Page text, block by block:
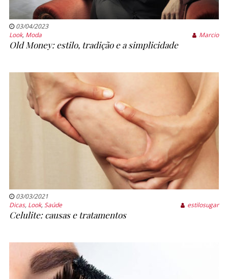
03/04/2023
Look, Moda Marcio
Old Money: estilo, tradição e a simplicidade
03/03/2021
Dicas, Look,Saúde estilosugar
Celulite: causas e tratamentos